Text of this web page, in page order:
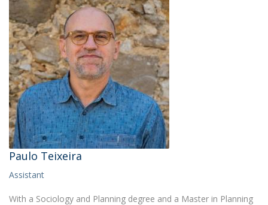
Paulo Teixeira
Assistant
With a Sociology and Planning degree and a Master in Planning